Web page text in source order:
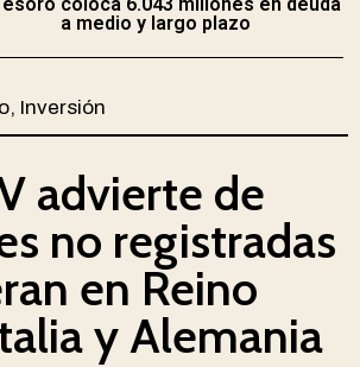
coloca 6.043 millones en deuda
a medio y largo plazo
, Inversión
advierte de
no registradas
en Reino
y Alemania